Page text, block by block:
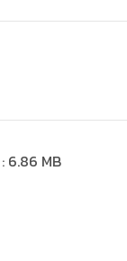
: 6.86 MB